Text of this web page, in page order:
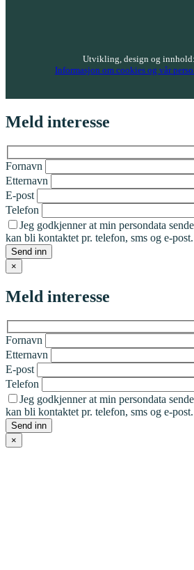
Utvikling, design og innhold:
Informasjon om cookies og vår
Meld interesse
Fornavn
Etternavn
E-post
Telefon
Jeg godkjenner at min persondata
kan bli kontaktet pr. telefon, sms og e-post.
×
Meld interesse
Fornavn
Etternavn
E-post
Telefon
Jeg godkjenner at min persondata
kan bli kontaktet pr. telefon, sms og e-post.
×